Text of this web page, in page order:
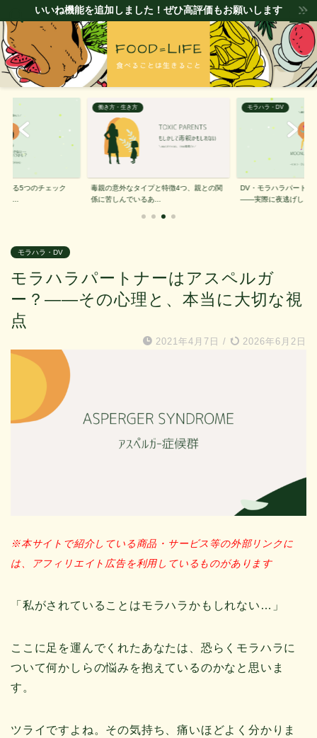
いいね機能を追加しました！ぜひ高評価もお願いします
める5つのチェック
動...
働き方・生き方
毒親の意外なタイプと特徴4つ、親との関
係に苦しんでいるあ...
モラハラ・DV
DV・モラハラパートナ
——実際に夜逃げし...
モラハラ・DV
モラハラパートナーはアスペルガ
ー？——その心理と、本当に大切な視
点
2021年4月7日 / 2026年6月2日
※本サイトで紹介している商品・サービス等の外部リンクに
は、アフィリエイト広告を利用しているものがあります
「私がされていることはモラハラかもしれない…」
ここに足を運んでくれたあなたは、恐らくモラハラに
ついて何かしらの悩みを抱えているのかなと思いま
す。
ツライですよね。その気持ち、痛いほどよく分かりま